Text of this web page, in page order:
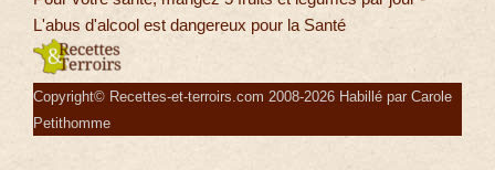
L'abus d'alcool est dangereux pour la Santé
Copyright© Recettes-et-terroirs.com 2008-2026 Habillé par Carole
Petithomme